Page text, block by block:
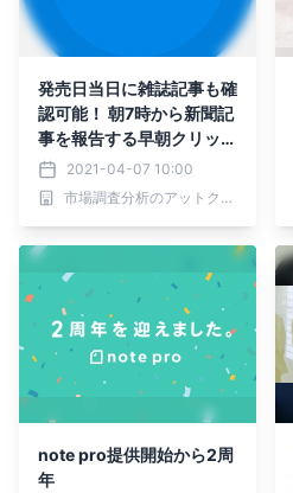
発売日当日に雑誌記事も確
認可能！ 朝7時から新聞記
事を報告する早朝クリッピ
ングが 「雑誌調査オプシ
ョン」の提供を開始
2021-04-07 10:00
市場調査分析のアットクリッピング
note pro提供開始から2周
年